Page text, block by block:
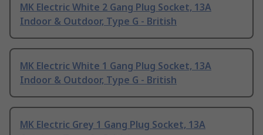
MK Electric White 2 Gang Plug Socket, 13A
Indoor & Outdoor, Type G - British
MK Electric White 1 Gang Plug Socket, 13A
Indoor & Outdoor, Type G - British
MK Electric Grey 1 Gang Plug Socket, 13A